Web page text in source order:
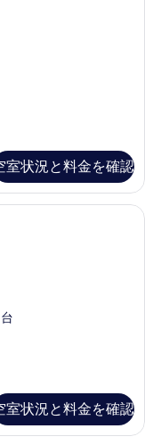
室状況と料金を確認
Villa | セーフティボック
室状況と料金を確認